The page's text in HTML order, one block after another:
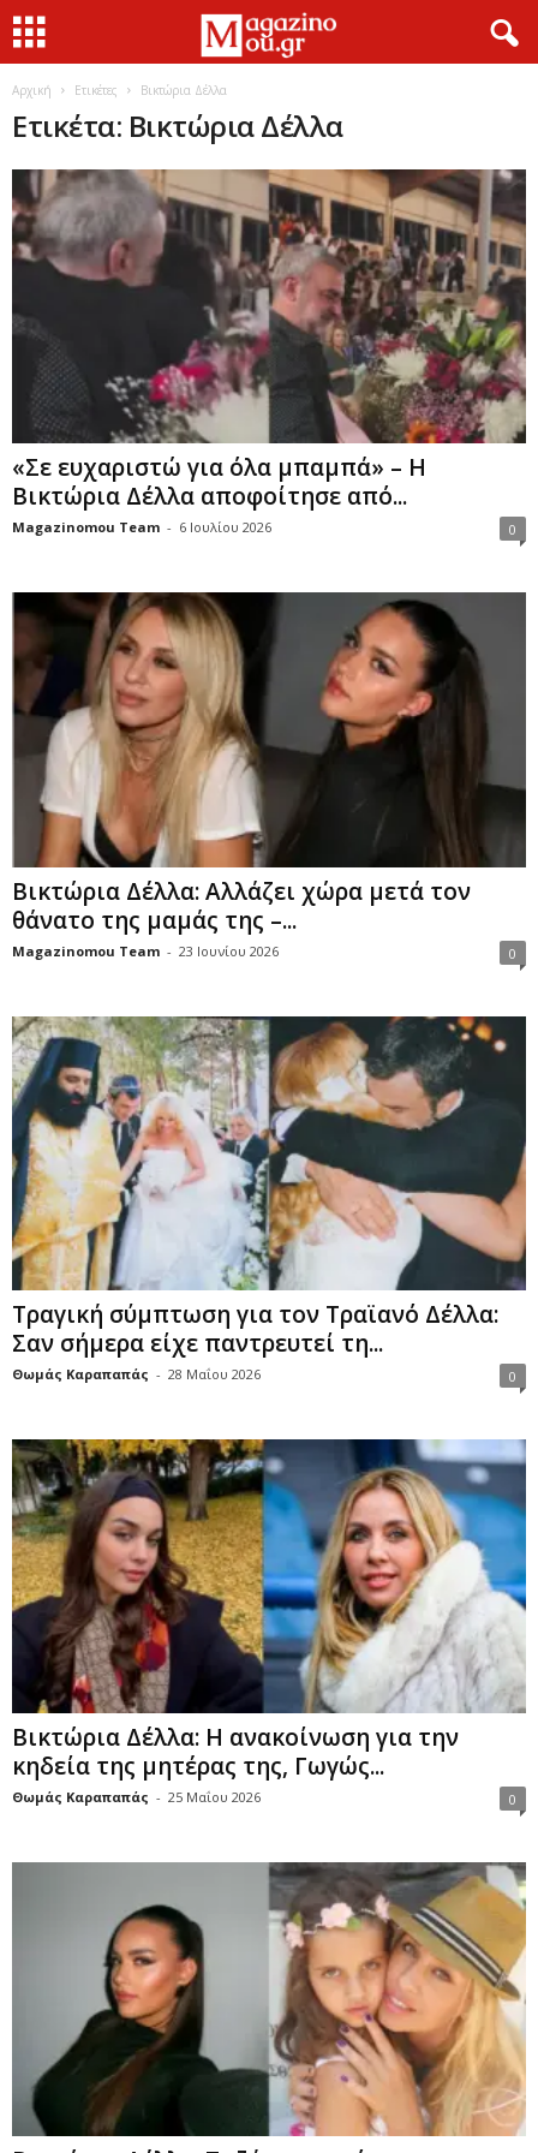
Αρχική Ετικέτες Βικτώρια Δέλλα
Ετικέτα: Βικτώρια Δέλλα
«Σε ευχαριστώ για όλα μπαμπά» – Η
Βικτώρια Δέλλα αποφοίτησε από...
Magazinomou Team - 6 Ιουλίου 2026 0
Βικτώρια Δέλλα: Αλλάζει χώρα μετά τον
θάνατο της μαμάς της –...
Magazinomou Team - 23 Ιουνίου 2026 0
Τραγική σύμπτωση για τον Τραϊανό Δέλλα:
Σαν σήμερα είχε παντρευτεί τη...
Θωμάς Καραπαπάς - 28 Μαΐου 2026 0
Βικτώρια Δέλλα: Η ανακοίνωση για την
κηδεία της μητέρας της, Γωγώς...
Θωμάς Καραπαπάς - 25 Μαΐου 2026 0